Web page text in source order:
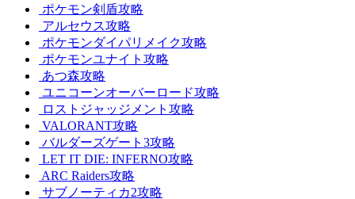
ポケモン剣盾攻略
アルセウス攻略
ポケモンダイパリメイク攻略
ポケモンユナイト攻略
あつ森攻略
ユニコーンオーバーロード攻略
ロストジャッジメント攻略
VALORANT攻略
バルダーズゲート3攻略
LET IT DIE: INFERNO攻略
ARC Raiders攻略
サブノーティカ2攻略